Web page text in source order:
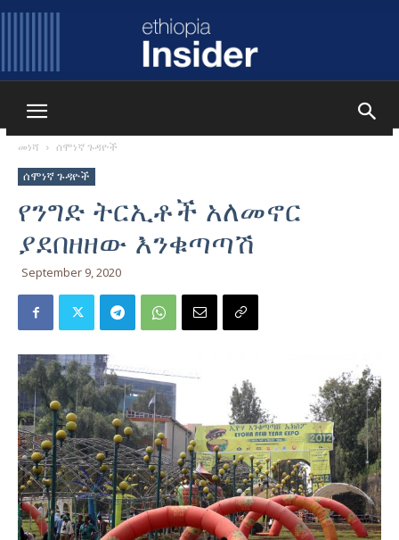
መነሻ ሰሞነኛ ጉዳዮች
ሰሞነኛ ጉዳዮች
የንግድ ትርኢቶች አለመኖር
ያደበዘዘው እንቁጣጣሽ
September 9, 2020